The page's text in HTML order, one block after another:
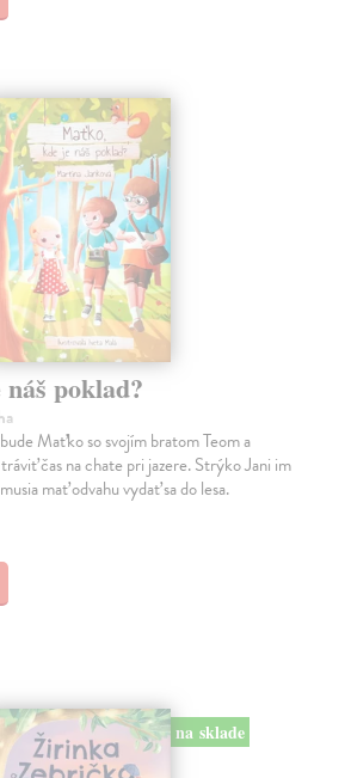
poklad?
Maťko so svojím bratom Teom a
čas na chate pri jazere. Strýko Jani im
mať odvahu vydať sa do lesa.
na sklade